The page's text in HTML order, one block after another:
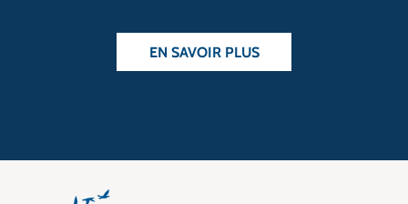
EN SAVOIR PLUS